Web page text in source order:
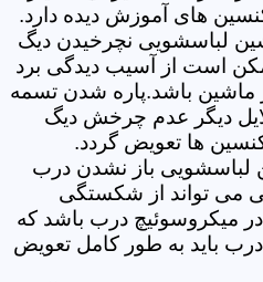
های آموزش دیده دارد.
لباسشویی نچرخیدن دیگ
است از آسیب دیدگی برد
ماشین باشد.پاره شدن تسمه
دیگر عدم چرخش دیگ
ها تعویض گردد.
لباسشویی باز نشدن درب
می تواند از شکستگی
در میکروسوئیچ درب باشد که
باید به طور کامل تعویض